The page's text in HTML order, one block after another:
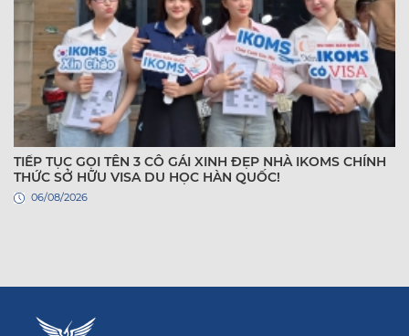
TIẾP TỤC GỌI TÊN 3 CÔ GÁI XINH ĐẸP NHÀ IKOMS CHÍNH
THỨC SỞ HỮU VISA DU HỌC HÀN QUỐC!
06/08/2026